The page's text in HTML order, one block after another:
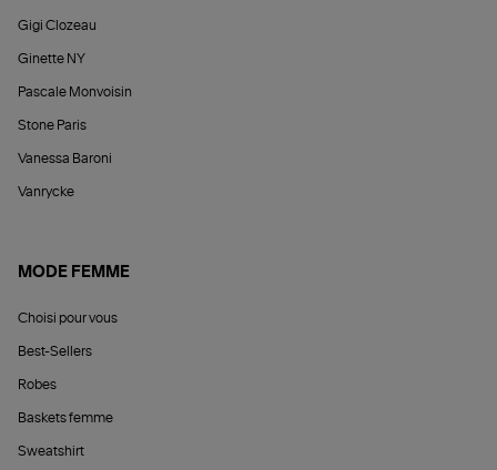
Gigi Clozeau
Ginette NY
Pascale Monvoisin
Stone Paris
Vanessa Baroni
Vanrycke
MODE FEMME
Choisi pour vous
Best-Sellers
Robes
Baskets femme
Sweatshirt